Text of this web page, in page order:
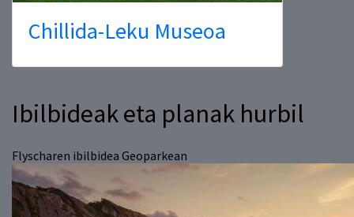
Chillida-Leku Museoa
Ibilbideak eta planak hurbil
Flyscharen ibilbidea Geoparkean